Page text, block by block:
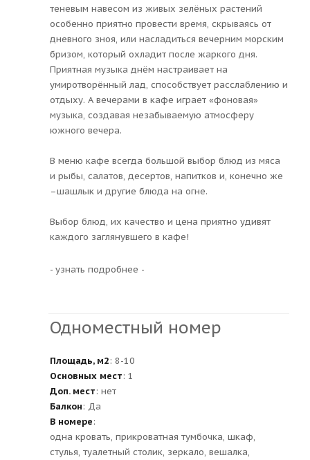
теневым навесом из живых зелёных растений
особенно приятно провести время, скрываясь от
дневного зноя, или насладиться вечерним морским
бризом, который охладит после жаркого дня.
Приятная музыка днём настраивает на
умиротворённый лад, способствует расслаблению и
отдыху. А вечерами в кафе играет «фоновая»
музыка, создавая незабываемую атмосферу
южного вечера.
В меню кафе всегда большой выбор блюд из мяса
и рыбы, салатов, десертов, напитков и, конечно же
–шашлык и другие блюда на огне.
Выбор блюд, их качество и цена приятно удивят
каждого заглянувшего в кафе!
- узнать подробнее -
Одноместный номер
Площадь, м2: 8-10
Основных мест: 1
Доп. мест: нет
Балкон: Да
В номере:
одна кровать, прикроватная тумбочка, шкаф,
стулья, туалетный столик, зеркало, вешалка,